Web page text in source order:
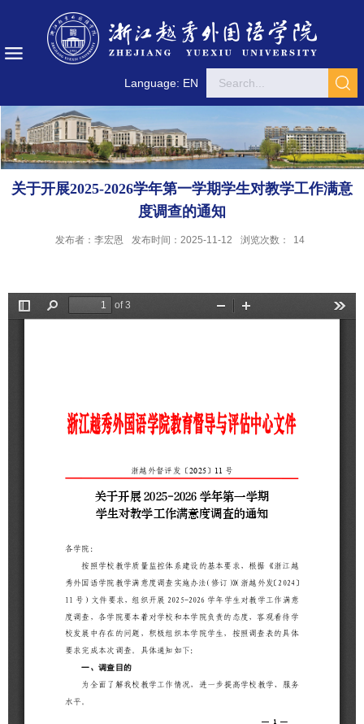
Language: EN
关于开展2025-2026学年第一学期学生对教学工作满意
度调查的通知
发布者：李宏恩 发布时间：2025-11-12 浏览次数： 14